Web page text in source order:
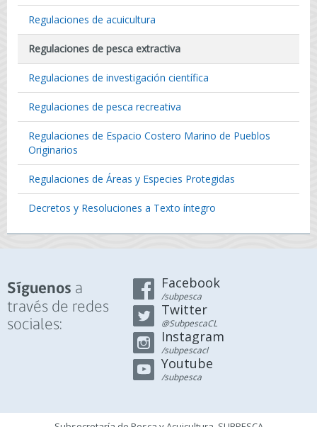
Regulaciones de acuicultura
Regulaciones de pesca extractiva
Regulaciones de investigación científica
Regulaciones de pesca recreativa
Regulaciones de Espacio Costero Marino de Pueblos
Originarios
Regulaciones de Áreas y Especies Protegidas
Decretos y Resoluciones a Texto íntegro
Síguenos a
través de redes
sociales:
Facebook
/subpesca
Twitter
@SubpescaCL
Instagram
/subpescacl
Youtube
/subpesca